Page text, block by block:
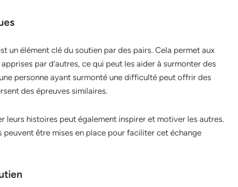
un élément clé du soutien par des pairs. Cela permet aux
par d’autres, ce qui peut les aider à surmonter des
personne ayant surmonté une difficulté peut offrir des
des épreuves similaires.
leurs histoires peut également inspirer et motiver les autres.
peuvent être mises en place pour faciliter cet échange